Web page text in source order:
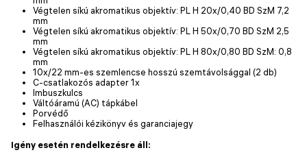
Végtelen síkú akromatikus objektív: PL H 20x/0,40 BD SzM 7,2
mm
Végtelen síkú akromatikus objektív: PL H 50х/0,70 BD SzM 2,5
mm
Végtelen síkú akromatikus objektív: PL H 80x/0,80 BD SzM: 0,8
mm
10x/22 mm-es szemlencse hosszú szemtávolsággal (2 db)
C-csatlakozós adapter 1x
Imbuszkulcs
Váltóáramú (AC) tápkábel
Porvédő
Felhasználói kézikönyv és garanciajegy
Igény esetén rendelkezésre áll: